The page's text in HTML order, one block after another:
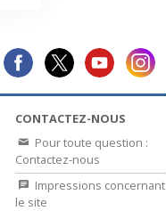
CONTACTEZ-NOUS
Pour toute question :
Contactez-nous
Impressions concernant
le site